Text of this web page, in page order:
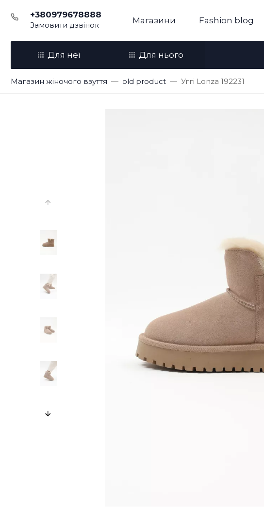
+380979678888
Замовити дзвінок Магазини Fashion blog
Для неї Для нього
Магазин жіночого взуття old product Уггі Lonza 192231